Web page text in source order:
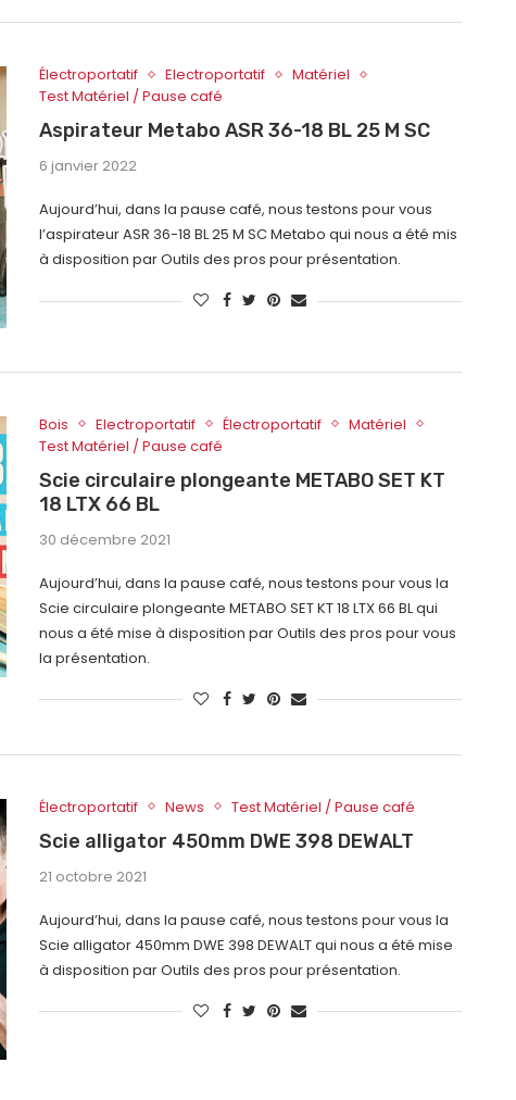
Électroportatif Electroportatif
Matériel
Test Matériel / Pause café
Aspirateur Metabo ASR 36-18 BL 25 M SC
6 janvier 2022
Aujourd’hui, dans la pause café, nous testons pour vous
l’aspirateur ASR 36-18 BL 25 M SC Metabo qui nous a été mis
à disposition par Outils des pros pour présentation.
Bois Electroportatif Électroportatif
Matériel
Test Matériel / Pause café
Scie circulaire plongeante METABO SET KT
18 LTX 66 BL
30 décembre 2021
Aujourd’hui, dans la pause café, nous testons pour vous la
Scie circulaire plongeante METABO SET KT 18 LTX 66 BL qui
nous a été mise à disposition par Outils des pros pour vous
la présentation.
Électroportatif News Test Matériel / Pause café
Scie alligator 450mm DWE 398 DEWALT
21 octobre 2021
Aujourd’hui, dans la pause café, nous testons pour vous la
Scie alligator 450mm DWE 398 DEWALT qui nous a été mise
à disposition par Outils des pros pour présentation.